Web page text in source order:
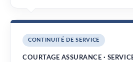
CONTINUITÉ DE SERVICE
COURTAGE ASSURANCE ·